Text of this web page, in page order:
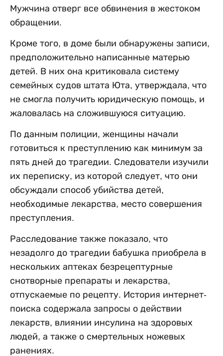
Мужчина отверг все обвинения в жестоком
обращении.
Кроме того, в доме были обнаружены записи,
предположительно написанные матерью
детей. В них она критиковала систему
семейных судов штата Юта, утверждала, что
не смогла получить юридическую помощь, и
жаловалась на сложившуюся ситуацию.
По данным полиции, женщины начали
готовиться к преступлению как минимум за
пять дней до трагедии. Следователи изучили
их переписку, из которой следует, что они
обсуждали способ убийства детей,
необходимые лекарства, место совершения
преступления.
Расследование также показало, что
незадолго до трагедии бабушка приобрела в
нескольких аптеках безрецептурные
снотворные препараты и лекарства,
отпускаемые по рецепту. История интернет-
поиска содержала запросы о действии
лекарств, влиянии инсулина на здоровых
людей, а также о смертельных ножевых
ранениях.